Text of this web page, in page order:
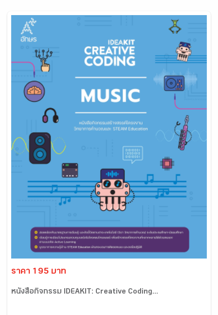
ราคา 195 บาท
หนังสือกิจกรรม IDEAKIT: Creative Coding...